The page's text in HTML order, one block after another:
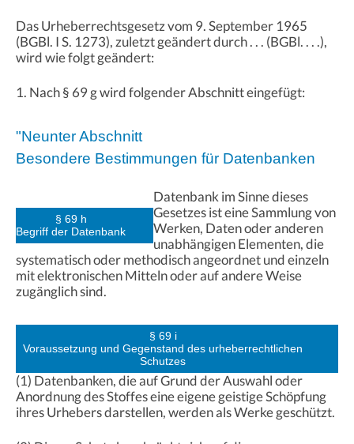
Das Urheberrechtsgesetz vom 9. September 1965
(BGBl. I S. 1273), zuletzt geändert durch . . . (BGBl. . . .),
wird wie folgt geändert:
1. Nach § 69 g wird folgender Abschnitt eingefügt:
"Neunter Abschnitt
Besondere Bestimmungen für Datenbanken
§ 69 h
Begriff der Datenbank
Datenbank im Sinne dieses
Gesetzes ist eine Sammlung von
Werken, Daten oder anderen
unabhängigen Elementen, die
systematisch oder methodisch angeordnet und einzeln
mit elektronischen Mitteln oder auf andere Weise
zugänglich sind.
§ 69 i
Voraussetzung und Gegenstand des urheberrechtlichen
Schutzes
(1) Datenbanken, die auf Grund der Auswahl oder
Anordnung des Stoffes eine eigene geistige Schöpfung
ihres Urhebers darstellen, werden als Werke geschützt.